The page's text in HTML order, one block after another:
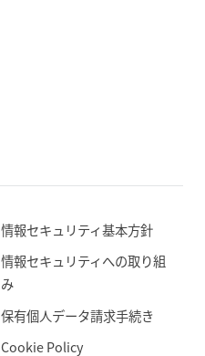
情報セキュリティ基本方針
情報セキュリティへの取り組
み
保有個人データ請求手続き
Cookie Policy